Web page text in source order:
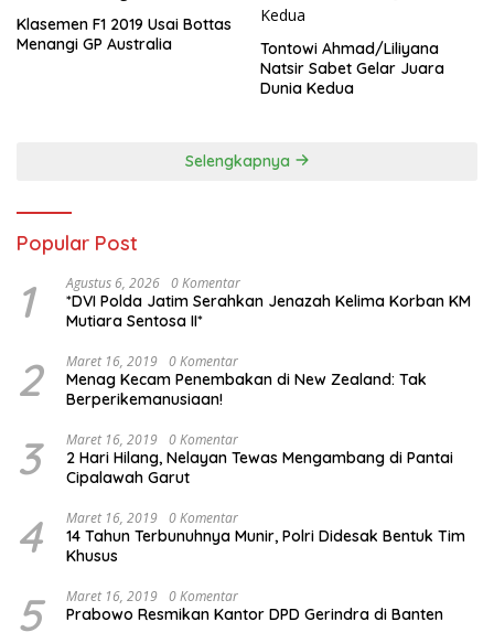
Klasemen F1 2019 Usai Bottas
Menangi GP Australia
Tontowi Ahmad/Liliyana
Natsir Sabet Gelar Juara
Dunia Kedua
Selengkapnya
Popular Post
1 Agustus 6, 2026 0 Komentar
*DVI Polda Jatim Serahkan Jenazah Kelima Korban KM
Mutiara Sentosa II*
2 Maret 16, 2019 0 Komentar
Menag Kecam Penembakan di New Zealand: Tak
Berperikemanusiaan!
3 Maret 16, 2019 0 Komentar
2 Hari Hilang, Nelayan Tewas Mengambang di Pantai
Cipalawah Garut
4 Maret 16, 2019 0 Komentar
14 Tahun Terbunuhnya Munir, Polri Didesak Bentuk Tim
Khusus
5 Maret 16, 2019 0 Komentar
Prabowo Resmikan Kantor DPD Gerindra di Banten